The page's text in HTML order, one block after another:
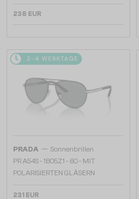
238 EUR
2-4 WERKTAGE
PRADA — Sonnenbrillen
PR A54S - 1BO5Z1 - 60 - MIT
POLARISIERTEN GLÄSERN
231 EUR